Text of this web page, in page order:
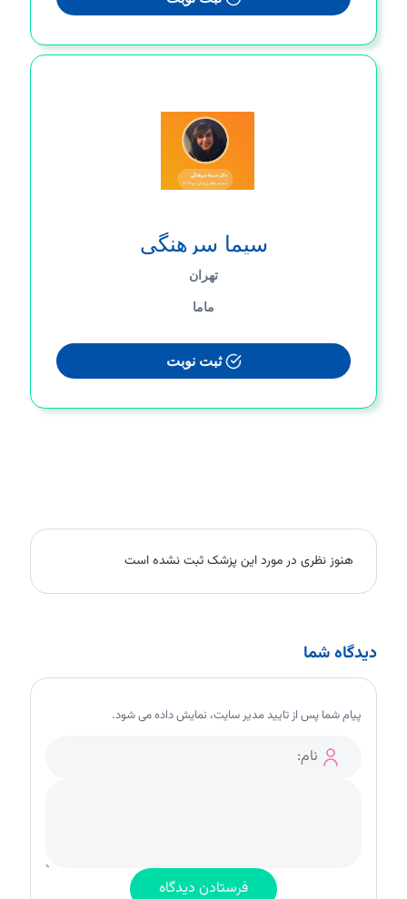
سیما سرهنگی
تهران
ماما
ثبت نوبت
هنوز نظری در مورد این پزشک ثبت نشده است
دیدگاه شما
پیام شما پس از تایید مدیر سایت، نمایش داده می شود.